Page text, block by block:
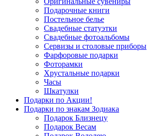
Подарочные книги
Постельное белье
Свадебные статуэтки
Свадебные фотоальбомы
Сервизы и столовые приборы
Фарфоровые подарки
Фоторамки
Хрустальные подарки
Часы
Шкатулки
Подарки по Акции!
Подарки по знакам Зодиака
Подарок Близнецу
Подарок Весам